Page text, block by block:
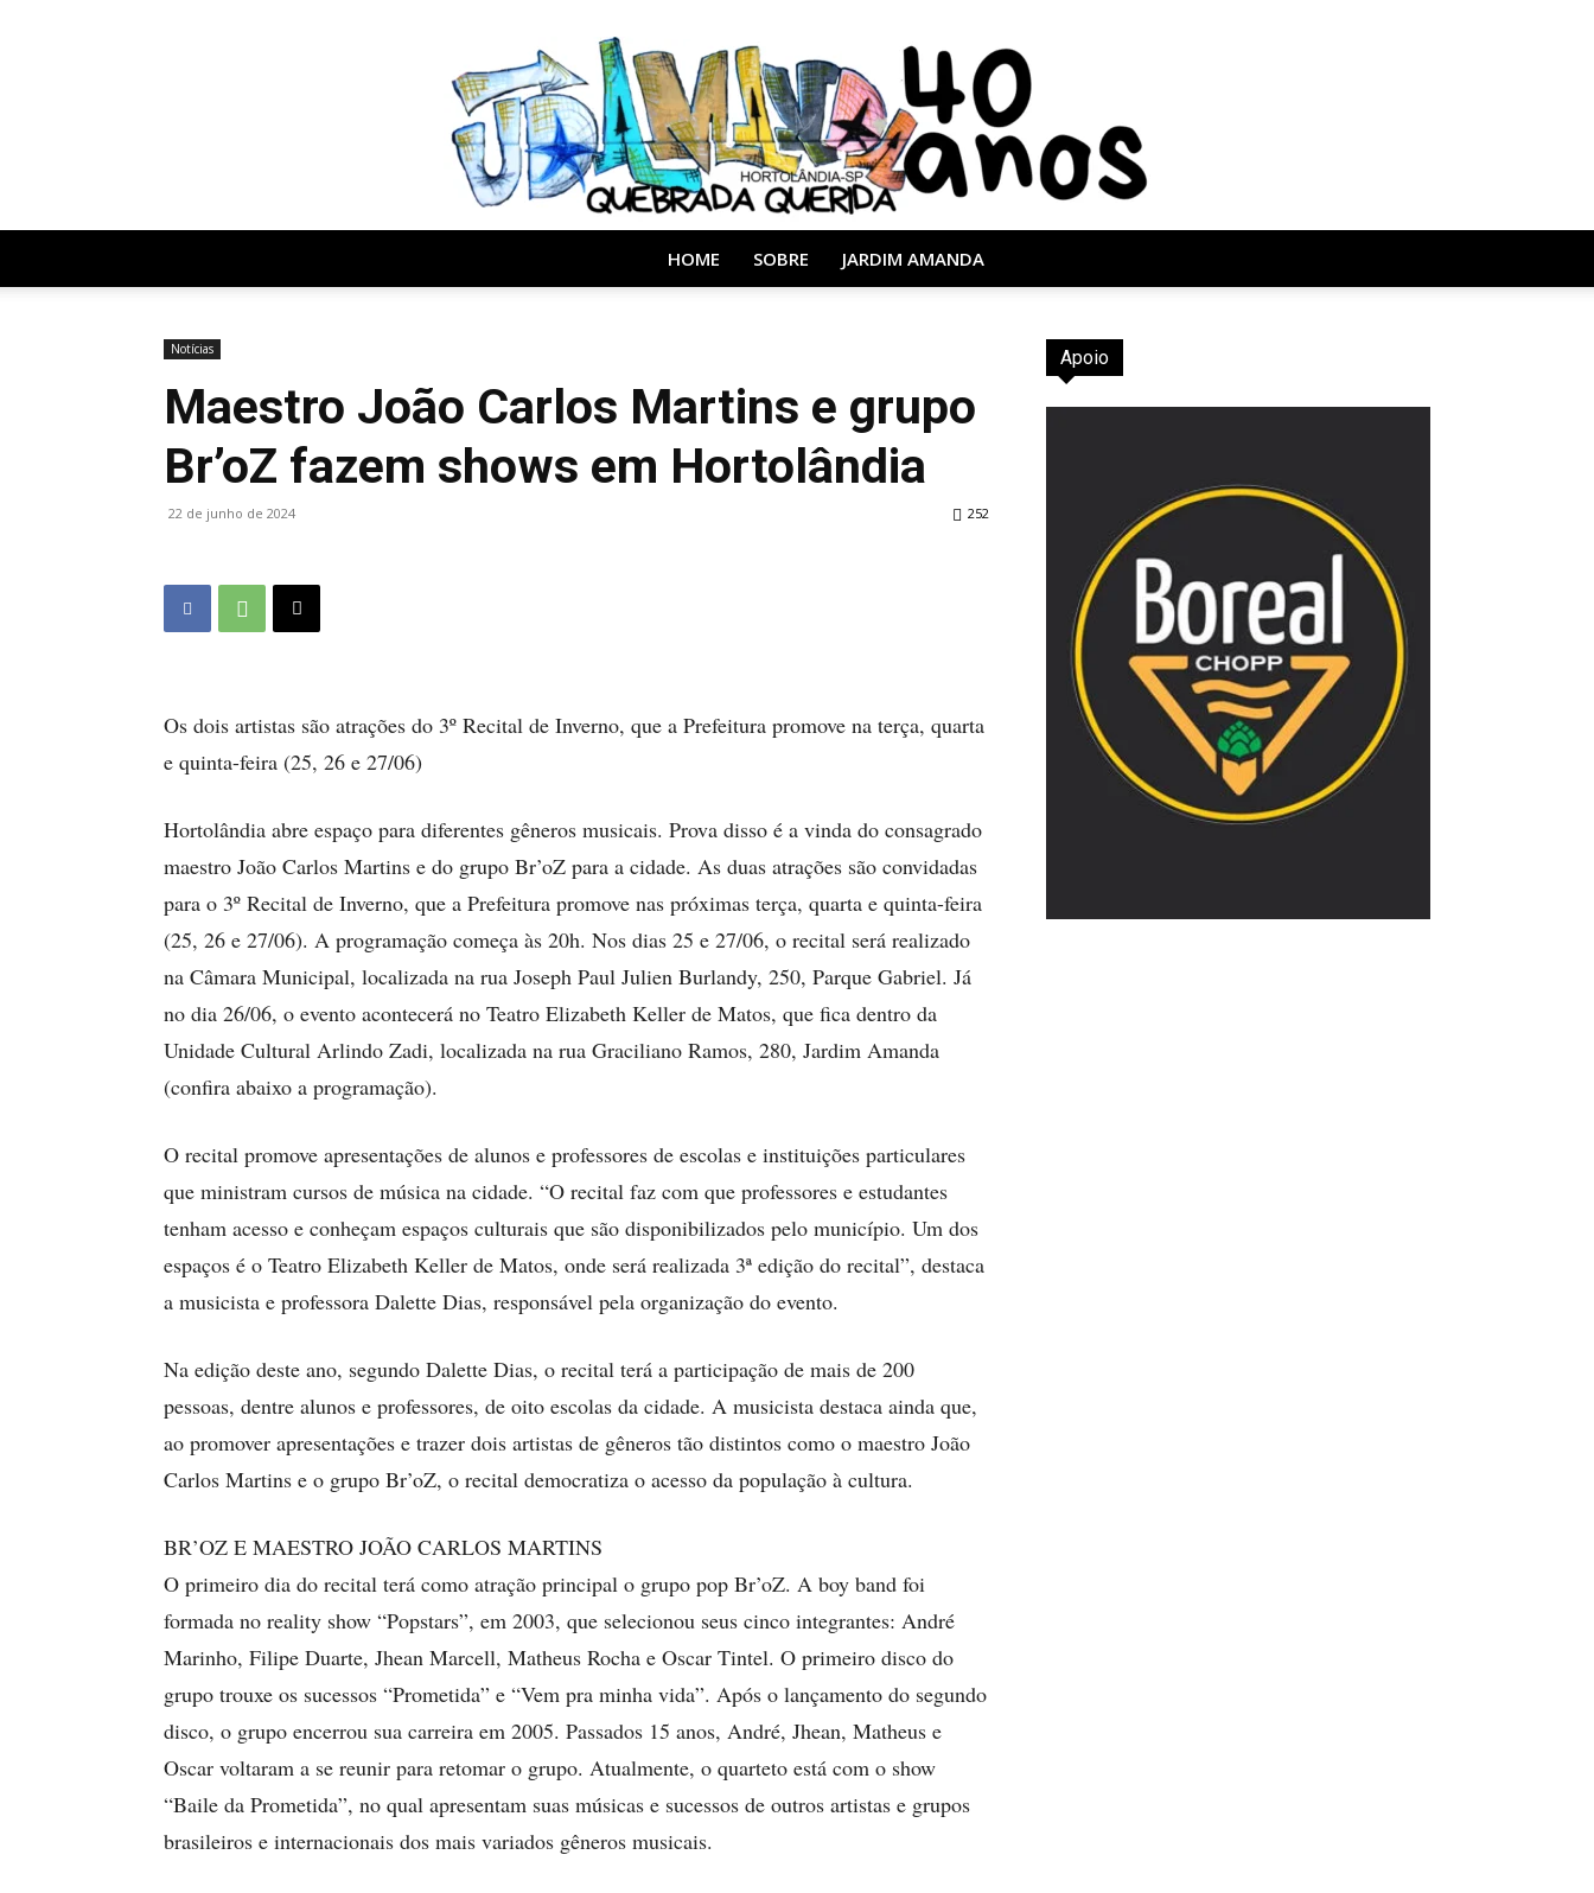
40
HOME SOBRE JARDIM AMANDA
Notícias
Maestro João Carlos Martins e grupo
Br’oZ fazem shows em Hortolândia
22 de junho de 2024 252
Os dois artistas são atrações do 3º Recital de Inverno, que a Prefeitura promove na terça, quarta
e quinta-feira (25, 26 e 27/06)
Hortolândia abre espaço para diferentes gêneros musicais. Prova disso é a vinda do consagrado
maestro João Carlos Martins e do grupo Br’oZ para a cidade. As duas atrações são convidadas
para o 3º Recital de Inverno, que a Prefeitura promove nas próximas terça, quarta e quinta-feira
(25, 26 e 27/06). A programação começa às 20h. Nos dias 25 e 27/06, o recital será realizado
na Câmara Municipal, localizada na rua Joseph Paul Julien Burlandy, 250, Parque Gabriel. Já
no dia 26/06, o evento acontecerá no Teatro Elizabeth Keller de Matos, que fica dentro da
Unidade Cultural Arlindo Zadi, localizada na rua Graciliano Ramos, 280, Jardim Amanda
(confira abaixo a programação).
O recital promove apresentações de alunos e professores de escolas e instituições particulares
que ministram cursos de música na cidade. “O recital faz com que professores e estudantes
tenham acesso e conheçam espaços culturais que são disponibilizados pelo município. Um dos
espaços é o Teatro Elizabeth Keller de Matos, onde será realizada 3ª edição do recital”, destaca
a musicista e professora Dalette Dias, responsável pela organização do evento.
Na edição deste ano, segundo Dalette Dias, o recital terá a participação de mais de 200
pessoas, dentre alunos e professores, de oito escolas da cidade. A musicista destaca ainda que,
ao promover apresentações e trazer dois artistas de gêneros tão distintos como o maestro João
Carlos Martins e o grupo Br’oZ, o recital democratiza o acesso da população à cultura.
BR’OZ E MAESTRO JOÃO CARLOS MARTINS
O primeiro dia do recital terá como atração principal o grupo pop Br’oZ. A boy band foi
formada no reality show “Popstars”, em 2003, que selecionou seus cinco integrantes: André
Marinho, Filipe Duarte, Jhean Marcell, Matheus Rocha e Oscar Tintel. O primeiro disco do
grupo trouxe os sucessos “Prometida” e “Vem pra minha vida”. Após o lançamento do segundo
disco, o grupo encerrou sua carreira em 2005. Passados 15 anos, André, Jhean, Matheus e
Oscar voltaram a se reunir para retomar o grupo. Atualmente, o quarteto está com o show
“Baile da Prometida”, no qual apresentam suas músicas e sucessos de outros artistas e grupos
brasileiros e internacionais dos mais variados gêneros musicais.
Apoio